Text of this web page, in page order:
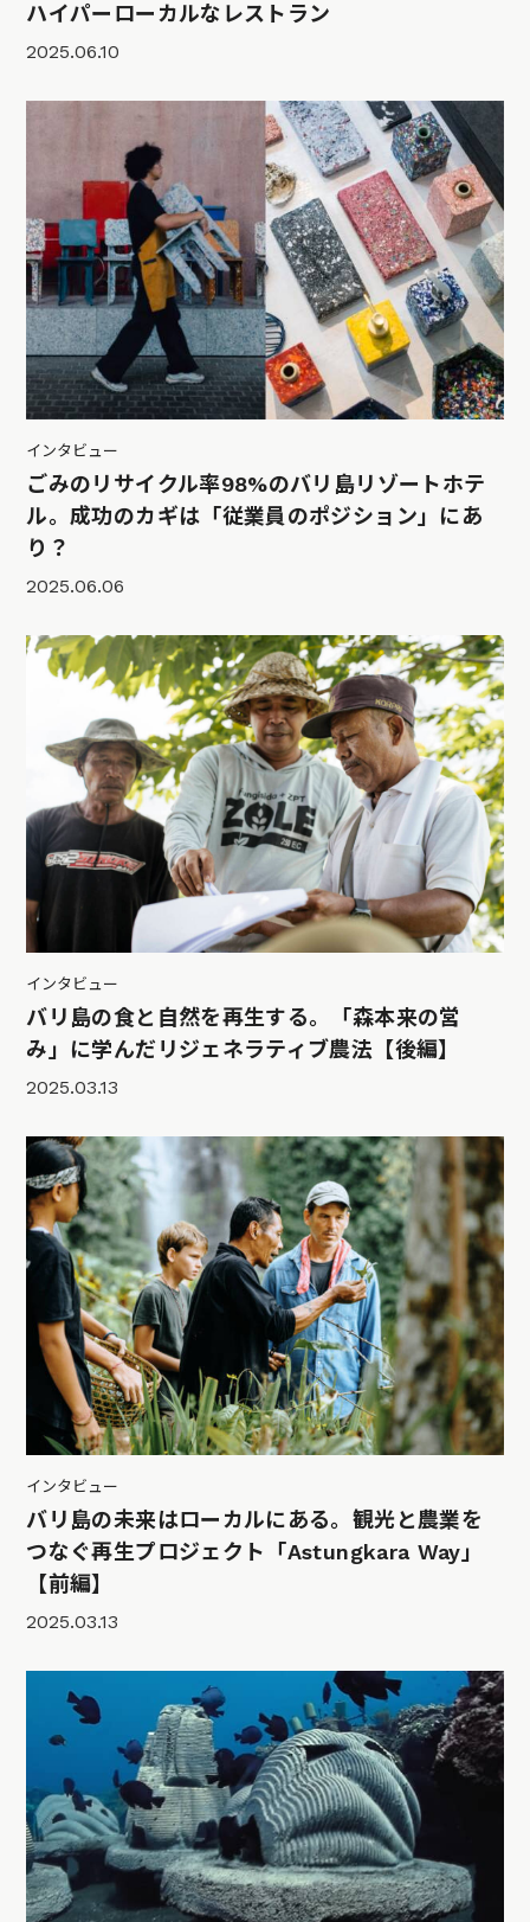
ハイパーローカルなレストラン
2025.06.10
インタビュー
ごみのリサイクル率98%のバリ島リゾートホテ
ル。成功のカギは「従業員のポジション」にあ
り？
2025.06.06
インタビュー
バリ島の食と自然を再生する。「森本来の営
み」に学んだリジェネラティブ農法【後編】
2025.03.13
インタビュー
バリ島の未来はローカルにある。観光と農業を
つなぐ再生プロジェクト「Astungkara Way」
【前編】
2025.03.13